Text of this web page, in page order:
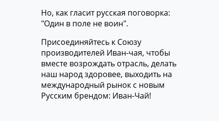
Но, как гласит русская поговорка:
"Один в поле не воин".
Присоединяйтесь к Союзу
производителей Иван-чая, чтобы
вместе возрождать отрасль, делать
наш народ здоровее, выходить на
международный рынок с новым
Русским брендом: Иван-Чай!